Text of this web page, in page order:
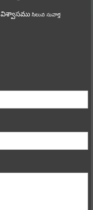
విశ్వాసము సిలువ సువార్త